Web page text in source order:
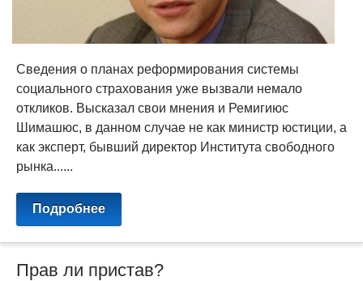
Сведения о планах реформирования системы
социального страхования уже вызвали немало
откликов. Высказал свои мнения и Ремигиюс
Шимашюс, в данном случае не как министр юстиции, а
как эксперт, бывший директор Института свободного
рынка......
Подробнее
Прав ли пристав?